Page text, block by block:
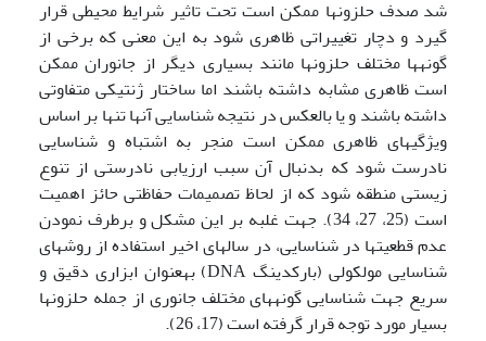
شد صدف حلزون­ها ممکن است تحت تاثیر شرایط محیطی قرار
گیرد و دچار تغییراتی ظاهری شود به این معنی که برخی از
گونه­ها مختلف حلزون­ها مانند بسیاری دیگر از جانوران ممکن
است ظاهری مشابه داشته باشند اما ساختار ژنتیکی متفاوتی
داشته باشند و یا بالعکس در نتیجه شناسایی آن­ها تنها بر اساس
ویژگی­های ظاهری ممکن است منجر به اشتباه و شناسایی
نادرست شود که بدنبال آن سبب ارزیابی نادرستی از تنوع
زیستی منطقه شود که از لحاظ تصمیمات حفاظتی حائز اهمیت
است (25،‌ 27، 34). جهت غلبه بر این مشکل و برطرف نمودن
عدم قطعیت­ها در شناسایی، در سال­های اخیر استفاده از روش­های
شناسایی مولکولی (بارکدینگ DNA) به­عنوان ابزاری دقیق و
سریع جهت شناسایی گونه­های مختلف جانوری از جمله حلزون­ها
بسیار مورد توجه قرار گرفته است (17، 26).